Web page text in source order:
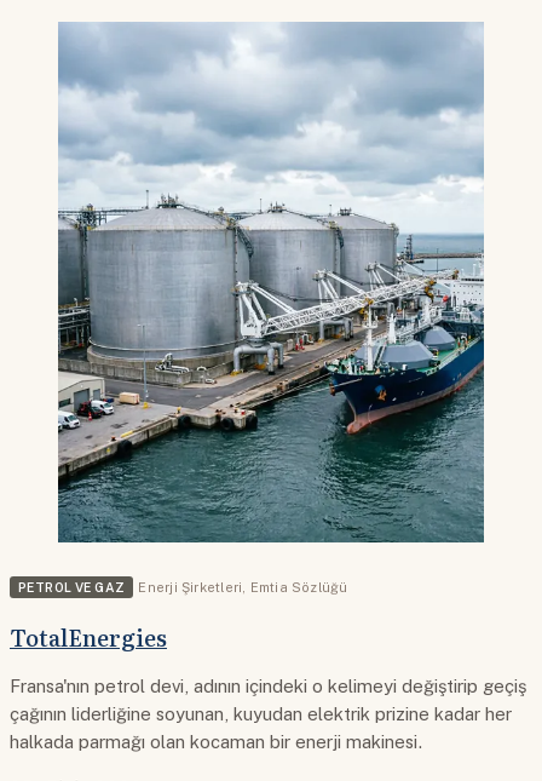
PETROL VE GAZ Enerji Şirketleri Emtia Sözlüğü
TotalEnergies
Fransa'nın petrol devi, adının içindeki o kelimeyi değiştirip geçiş
çağının liderliğine soyunan, kuyudan elektrik prizine kadar her
halkada parmağı olan kocaman bir enerji makinesi.